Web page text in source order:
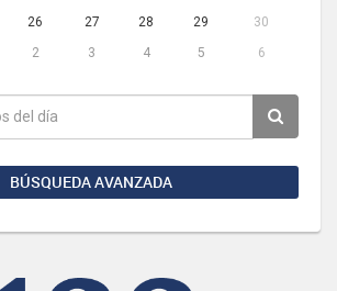
26 27 28 29
30
2 3 4 5 6
BÚSQUEDA AVANZADA